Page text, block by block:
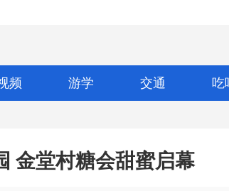
频 游学 交通 吃
金堂村糖会甜蜜启幕